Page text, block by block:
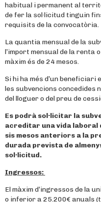
habitual i permanent al
de fer la sol·licitud tinguin
requisits de la convocatòria.
La quantia mensual de la
l’import mensual de la renta
màxim és de 24 mesos.
Si hi ha més d’un
les subvencions concedides
del lloguer o del preu de
Es podrà sol·licitar la
acreditar una vida laboral
sis mesos anteriors a la
durada prevista de
sol·licitud.
Ingressos:
El màxim d’ingressos de la
o inferior a 25.200€ anuals